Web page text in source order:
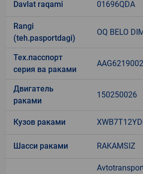
Davlat raqami 01696QDA
Rangi
(teh.pasportdagi)
OQ BELO
Тех.пасспорт
серия ва раками
AAG6219002
Двигатель
раками
150250026
Кузов раками
Шасси раками RAKAMSIZ